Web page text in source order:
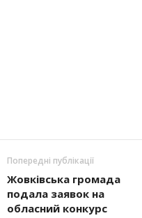
Попередні публікації
Жовківська громада
подала заявок на
обласний конкурс